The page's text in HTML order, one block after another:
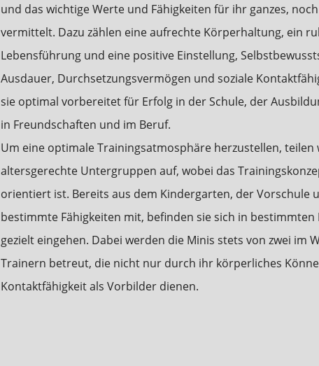
und das wichtige Werte und Fähigkeiten für ihr ganzes,
vermittelt. Dazu zählen eine aufrechte Körperhaltung, ein
Lebensführung und eine positive Einstellung,
Ausdauer, Durchsetzungsvermögen und soziale
sie optimal vorbereitet für Erfolg in der Schule, der
in Freundschaften und im Beruf.
Um eine optimale Trainingsatmosphäre herzustellen, teilen
altersgerechte Untergruppen auf, wobei das
orientiert ist. Bereits aus dem Kindergarten, der Vorschule
bestimmte Fähigkeiten mit, befinden sie sich in
gezielt eingehen. Dabei werden die Minis stets von zwei im
Trainern betreut, die nicht nur durch ihr körperliches
Kontaktfähigkeit als Vorbilder dienen.